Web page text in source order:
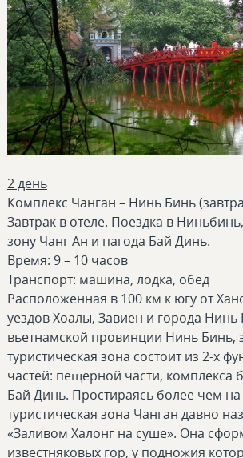
2 день
Комплекс Чанган – Нинь Бинь
Завтрак в отеле. Поездка в
зону Чанг Ан и пагода Бай Динь.
Время: 9 – 10 часов
Транспорт: машина, лодка, обед
Расположенная в 100 км к югу от
уездов Хоалы, Завиен и города Нинь
вьетнамской провинции Нинь Бинь,
туристическая зона состоит из 2-х
частей: пещерной части, комплекса
Бай Динь. Простираясь более чем на
туристическая зона Чанган давно
«Заливом Халонг на суше». Она
известняковых гор, у подножия